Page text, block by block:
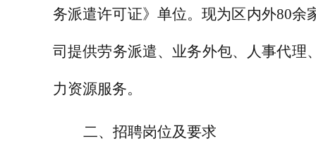
务派遣许可证》单位。现为区内外80余
司提供劳务派遣、业务外包、人事代理
力资源服务。
二、招聘岗位及要求